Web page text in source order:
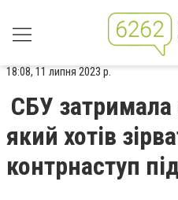
18:08, 11 липня 2023 р.
СБУ
який хотів
контрнаступ